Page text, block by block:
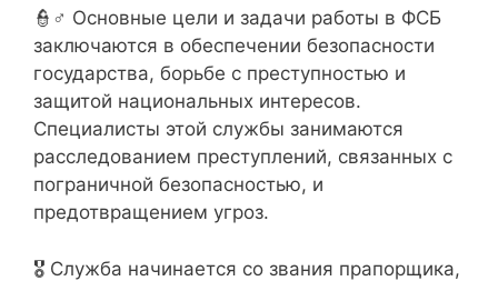
👮♂️ Основные цели и задачи работы в ФСБ
заключаются в обеспечении безопасности
государства, борьбе с преступностью и
защитой национальных интересов.
Специалисты этой службы занимаются
расследованием преступлений, связанных с
пограничной безопасностью, и
предотвращением угроз.
🎖 Служба начинается со звания прапорщика,